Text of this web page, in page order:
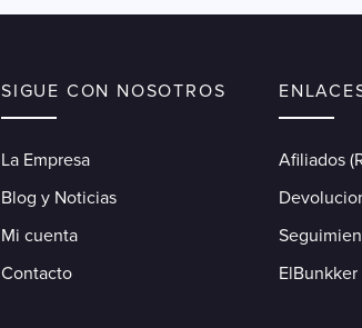
SIGUE CON NOSOTROS
La Empresa
Blog y Noticias
Mi cuenta
Contacto
Afiliados
ElBunkker